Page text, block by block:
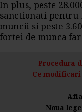
In plus, peste
sanctionati pentru
muncii si peste
fortei de munca
Procedura
Ce modificari
Noua